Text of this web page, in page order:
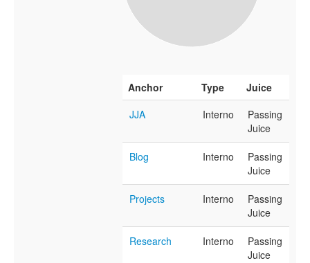
Anchor Type
Juice
JJA
Interno
Passing
Juice
Blog Interno
Passing
Juice
Projects Interno
Passing
Juice
Research Interno
Passing
Juice